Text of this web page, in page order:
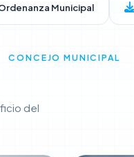
Municipal
CONCEJO MUNICIPAL
del